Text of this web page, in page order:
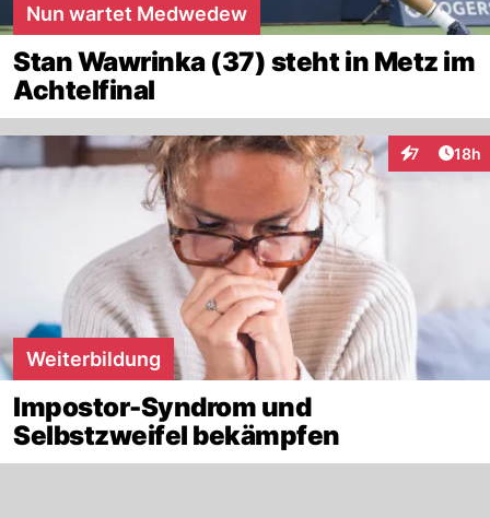
Nun wartet Medwedew
Stan Wawrinka (37) steht in Metz im
Achtelfinal
7 18h
Weiterbildung
Impostor-Syndrom und
Selbstzweifel bekämpfen